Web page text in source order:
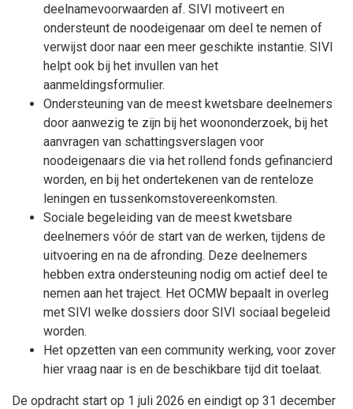
deelnamevoorwaarden af. SIVI motiveert en
ondersteunt de noodeigenaar om deel te nemen of
verwijst door naar een meer geschikte instantie. SIVI
helpt ook bij het invullen van het
aanmeldingsformulier.
Ondersteuning van de meest kwetsbare deelnemers
door aanwezig te zijn bij het woononderzoek, bij het
aanvragen van schattingsverslagen voor
noodeigenaars die via het rollend fonds gefinancierd
worden, en bij het ondertekenen van de renteloze
leningen en tussenkomstovereenkomsten.
Sociale begeleiding van de meest kwetsbare
deelnemers vóór de start van de werken, tijdens de
uitvoering en na de afronding. Deze deelnemers
hebben extra ondersteuning nodig om actief deel te
nemen aan het traject. Het OCMW bepaalt in overleg
met SIVI welke dossiers door SIVI sociaal begeleid
worden.
Het opzetten van een community werking, voor zover
hier vraag naar is en de beschikbare tijd dit toelaat.
De opdracht start op 1 juli 2026 en eindigt op 31 december